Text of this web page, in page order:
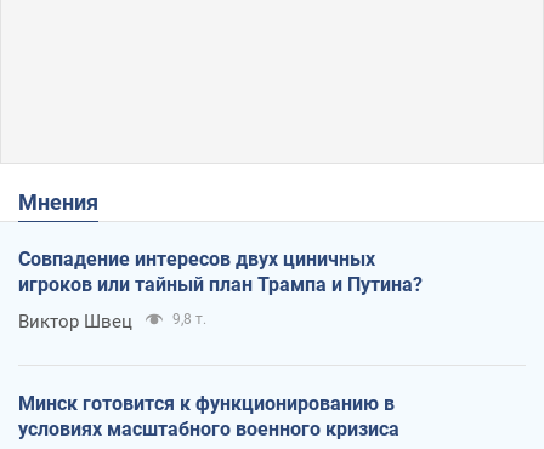
Мнения
Совпадение интересов двух циничных
игроков или тайный план Трампа и Путина?
Виктор Швец 9,8 т.
Минск готовится к функционированию в
условиях масштабного военного кризиса